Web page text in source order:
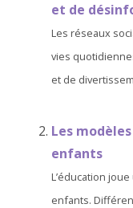
et de
Les réseaux
vies
et de
Les
enfants
L’éducation
enfants.